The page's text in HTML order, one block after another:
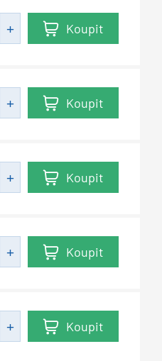
Koupit
Koupit
Koupit
Koupit
Koupit